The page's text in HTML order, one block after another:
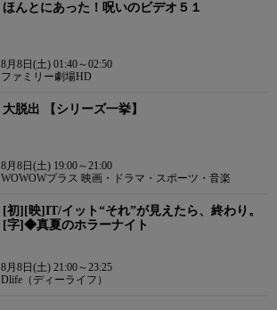
ほんとにあった！呪いのビデオ５１
8月8日(土) 01:40～02:50
ファミリー劇場HD
大脱出 【シリーズ一挙】
8月8日(土) 19:00～21:00
WOWOWプラス 映画・ドラマ・スポーツ・音楽
[初][映]IT/イット“それ”が見えたら、終わり。
[字]◆真夏のホラーナイト
8月8日(土) 21:00～23:25
Dlife（ディーライフ）